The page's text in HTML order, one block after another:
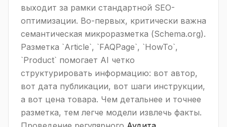
выходит за рамки стандартной SEO-
оптимизации. Во-первых, критически важна
семантическая микроразметка (Schema.org).
Разметка `Article`, `FAQPage`, `HowTo`,
`Product` помогает AI четко
структурировать информацию: вот автор,
вот дата публикации, вот шаги инструкции,
а вот цена товара. Чем детальнее и точнее
разметка, тем легче модели извлечь факты.